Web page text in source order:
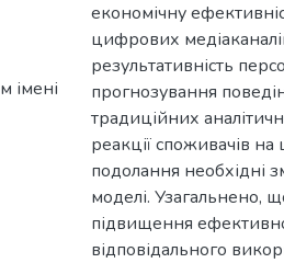
імені
економічну
цифрових
результативність
прогнозування
традиційних
реакції споживачів
подолання необхідні
моделі. Узагальнено,
підвищення
відповідального